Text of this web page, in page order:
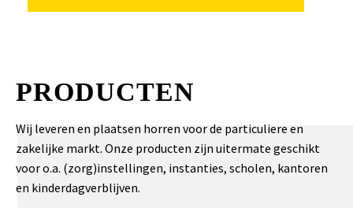
PRODUCTEN
Wij leveren en plaatsen horren voor de particuliere en
zakelijke markt. Onze producten zijn uitermate geschikt
voor o.a. (zorg)instellingen, instanties, scholen, kantoren
en kinderdagverblijven.